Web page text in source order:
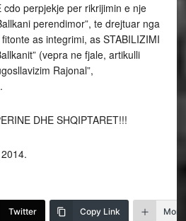
cdo perpjekje per rikrijimin e nje
perendimor”, te drejtuar nga
as integrimi, as STABILIZIMI
(vepra ne fjale, artikulli
Rajonal”,
DHE SHQIPTARET!!!
Twitter Copy Link More